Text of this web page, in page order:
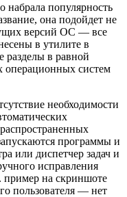
набрала популярность
она подойдет не
версий ОС — все
в утилите в
разделы в равной
операционных систем
необходимости
программы и
или диспетчер задач и
исправления
на скриншоте
пользователя — нет